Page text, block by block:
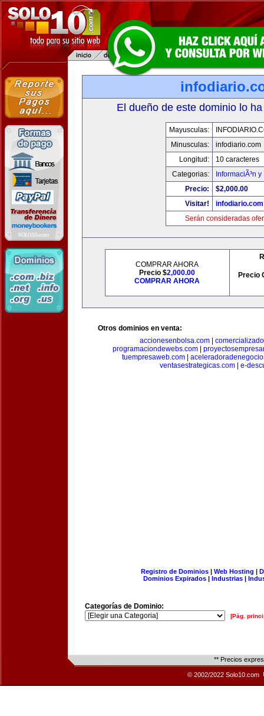
El dueño de este dominio lo
Mayusculas:
Minusculas:
infodiario.com
Longitud:
10 caracteres
Categorias:
InformaciÃ³n
Precio:
$2,000.00
Visitar!
infodiario.com
Serán consideradas
COMPRAR AHORA
Precio $2,000.00
COMPRAR AHORA
Precio
Otros dominios en venta:
accionesenbolsa.com
programaciondewebs.com
tuempresaweb.com
ventasestrategicas.com| e-
Registro de Dominios| Web Hosting |
Dominios Expirados | Industrias |
Categorías de Dominio:
[Pág.
** Precios
© 2002/2022 Solo10.com